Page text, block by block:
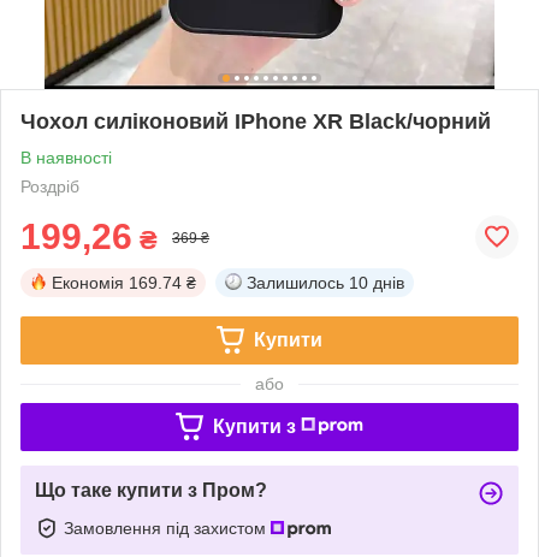
Чохол силіконовий IPhone XR Black/чорний
В наявності
Роздріб
199,26 ₴ 369 ₴
Економія 169.74 ₴ Залишилось 10 днів
Купити
або
Купити з
Що таке купити з Пром?
Замовлення під захистом